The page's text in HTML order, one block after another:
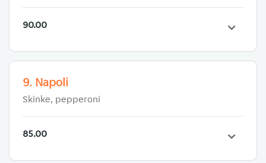
90.00
9. Napoli
Skinke, pepperoni
85.00